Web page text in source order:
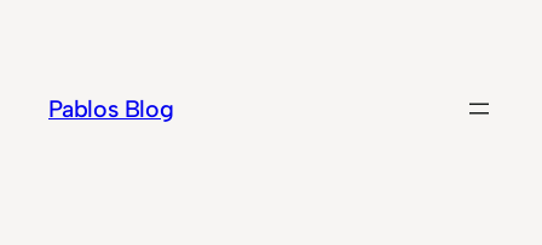
springen
Pablos Blog